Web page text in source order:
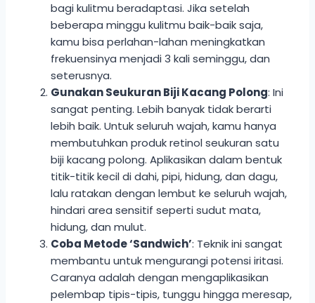
bagi kulitmu beradaptasi. Jika setelah
beberapa minggu kulitmu baik-baik saja,
kamu bisa perlahan-lahan meningkatkan
frekuensinya menjadi 3 kali seminggu, dan
seterusnya.
Gunakan Seukuran Biji Kacang Polong: Ini
sangat penting. Lebih banyak tidak berarti
lebih baik. Untuk seluruh wajah, kamu hanya
membutuhkan produk retinol seukuran satu
biji kacang polong. Aplikasikan dalam bentuk
titik-titik kecil di dahi, pipi, hidung, dan dagu,
lalu ratakan dengan lembut ke seluruh wajah,
hindari area sensitif seperti sudut mata,
hidung, dan mulut.
Coba Metode ‘Sandwich’: Teknik ini sangat
membantu untuk mengurangi potensi iritasi.
Caranya adalah dengan mengaplikasikan
pelembap tipis-tipis, tunggu hingga meresap,